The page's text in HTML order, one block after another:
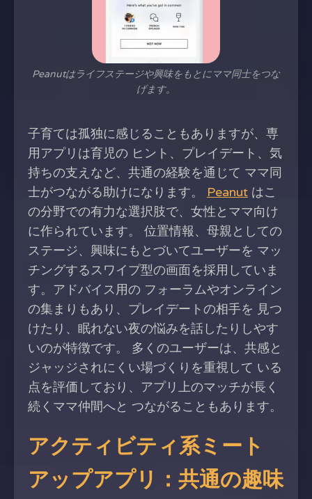
Peanutはライフステージや興味をもとにママ同士をつな
げます。
子育ては孤独に感じることもありますが、専
用アプリは育児の ヒント、プレイデート、気
持ちの支えなど、共通の経験を通じて ママ同
士がつながる助けになります。 Peanut はこ
の分野での有力な選択肢で、女性とママ向け
に作られています。 位置情報、母親としての
ステージ、興味にもとづいてユーザーを マッ
チングするスワイプ型の画面を採用していま
す。アドバイス用の フォーラムやオンライン
の集まりもあり、プレイデートの相手を 見つ
けたり、眠れない夜の悩みを話したりしやす
いのが特徴です。 多くのユーザーは、共感と
ジャッジされにくい場づくりを重視して いる
点を評価しており、アプリ上のマッチが長く
続くママ仲間へと つながることもあります。
アクティビティ系ミート
アップアプリ：共通の趣味